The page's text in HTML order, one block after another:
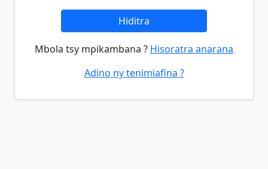
Hiditra
Mbola tsy mpikambana ? Hisoratra anarana
Adino ny tenimiafina ?